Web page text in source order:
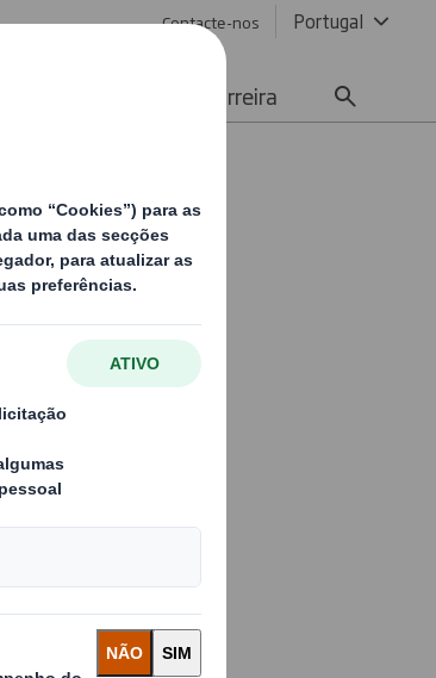
Contacte-nos Portugal
Carreira